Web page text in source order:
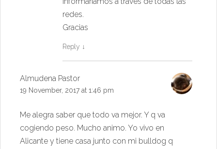
redes.
Gracias
Reply ↓
Almudena Pastor
19 November, 2017 at 1:46 pm
Me alegra saber que todo va mejor. Y q va
cogiendo peso. Mucho animo. Yo vivo en
Alicante y tiene casa junto con mi bulldog q